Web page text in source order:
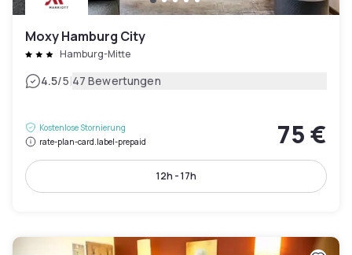
Moxy Hamburg City
Hamburg-Mitte
4.5/5|47 Bewertungen
Kostenlose Stornierung
rate-plan-card.label-prepaid
75 €
12h - 17h